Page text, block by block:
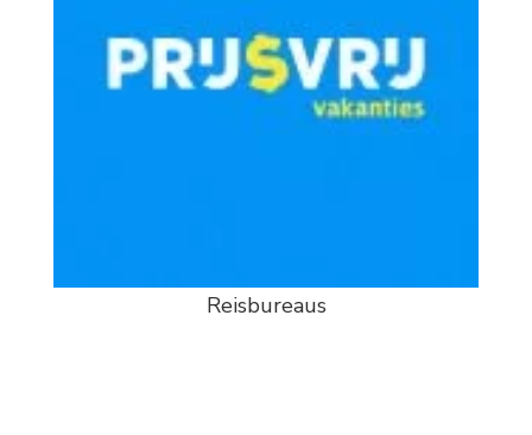
Reisbureaus